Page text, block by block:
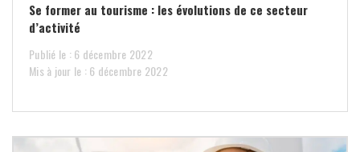
Se former au tourisme : les évolutions de ce secteur
d’activité
Publié le : 6 décembre 2022
Mis à jour le : 6 décembre 2022